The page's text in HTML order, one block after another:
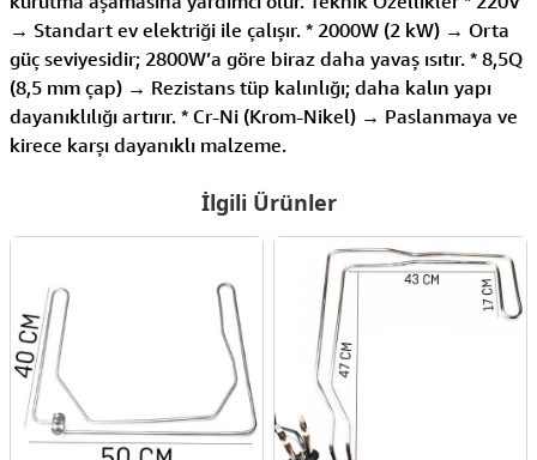
→ Standart ev elektriği ile çalışır. * 2000W (2 kW) → Orta
güç seviyesidir; 2800W’a göre biraz daha yavaş ısıtır. * 8,5Q
(8,5 mm çap) → Rezistans tüp kalınlığı; daha kalın yapı
dayanıklılığı artırır. * Cr-Ni (Krom-Nikel) → Paslanmaya ve
kirece karşı dayanıklı malzeme.
İlgili Ürünler